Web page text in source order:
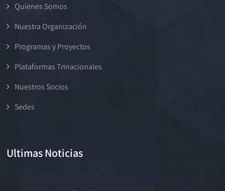
Quienes Somos
Nuestra Organización
Programas y Proyectos
Plataformas Trinacionales
Nuestros Socios
Sedes
Ultimas Noticias